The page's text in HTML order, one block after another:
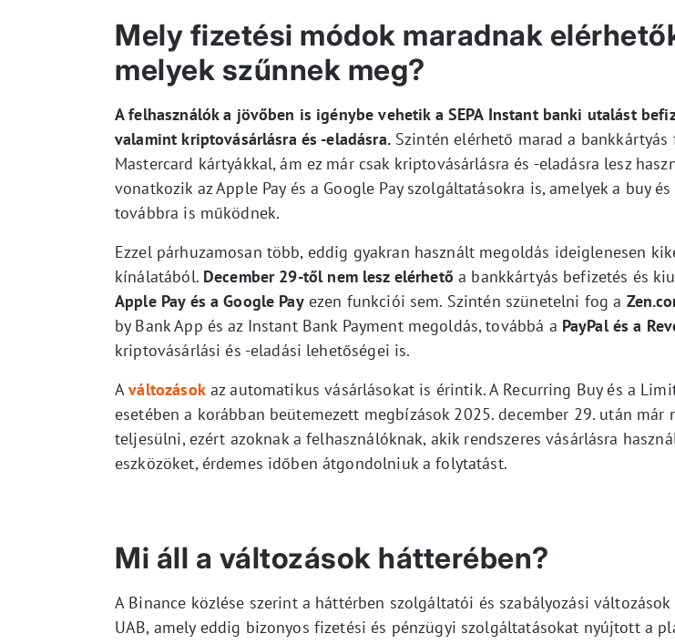
Mely fizetési módok maradnak
melyek szűnnek meg?
A felhasználók a jövőben is igénybe vehetik a SEPA Instant banki utalást
valamint kriptovásárlásra és -eladásra.Szintén elérhető marad a bankkártyás
Mastercard kártyákkal, ám ez már csak kriptovásárlásra és -eladásra lesz
vonatkozik az Apple Pay és a Google Pay szolgáltatásokra is, amelyek a buy
továbbra is működnek.
Ezzel párhuzamosan több, eddig gyakran használt megoldás ideiglenesen
kínálatából. December 29-től nem lesz elérhető a bankkártyás befizetés és
Apple Pay és a Google Payezen funkciói sem. Szintén szünetelni fog a
by Bank App és az Instant Bank Payment megoldás, továbbá a PayPal és a
kriptovásárlási és -eladási lehetőségei is.
Aváltozásokaz automatikus vásárlásokat is érintik. A Recurring Buy és a
esetében a korábban beütemezett megbízások 2025. december 29. után már
teljesülni, ezért azoknak a felhasználóknak, akik rendszeres vásárlásra
eszközöket, érdemes időben átgondolniuk a folytatást.
Mi áll a változások hátterében?
A Binance közlése szerint a háttérben szolgáltatói és szabályozási
UAB, amely eddig bizonyos fizetési és pénzügyi szolgáltatásokat nyújtott a